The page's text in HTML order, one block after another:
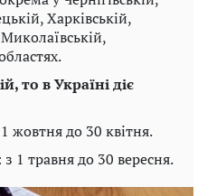
Харківській,
то в Україні діє
жовтня до 30 квітня.
1 травня до 30 вересня.